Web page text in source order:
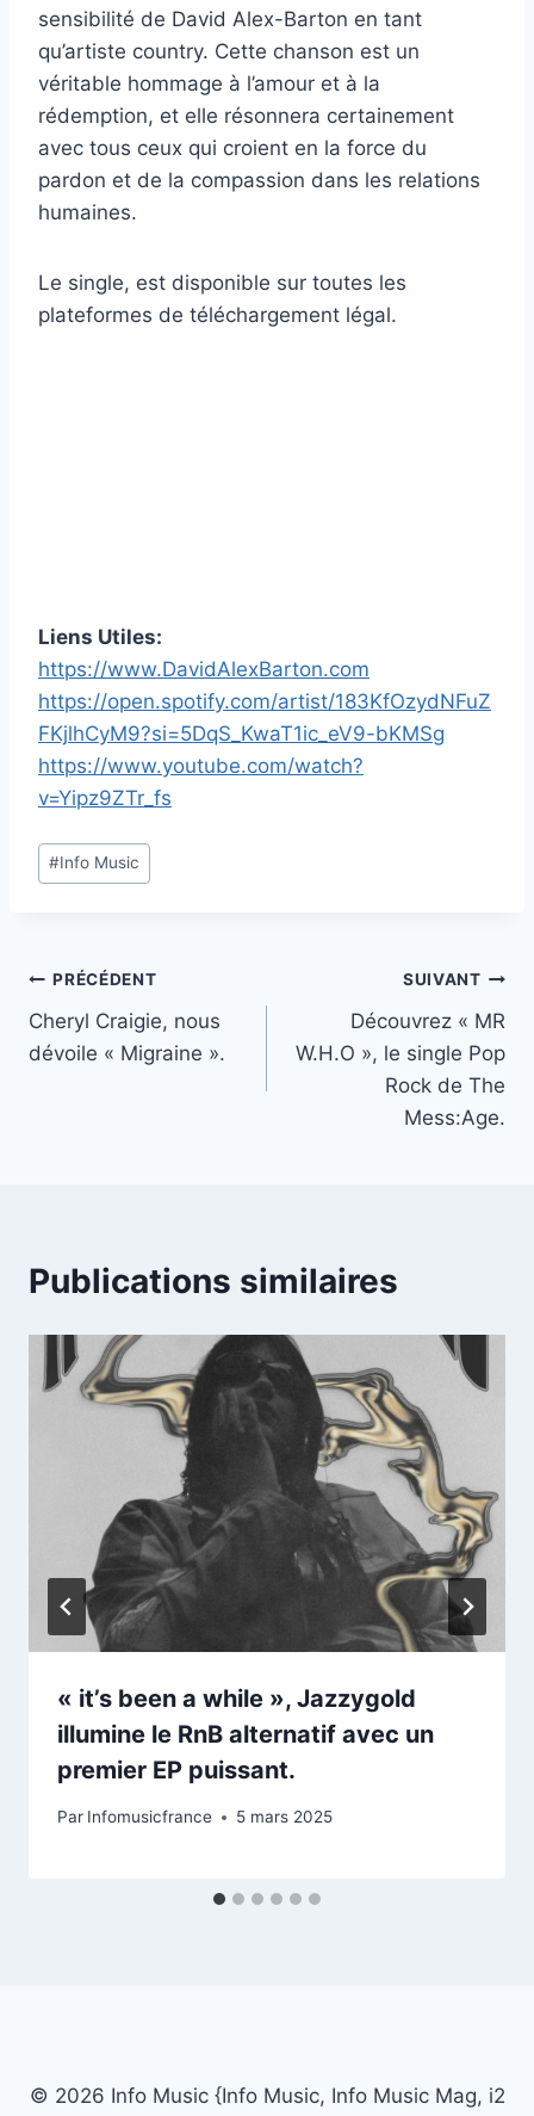
sensibilité de David Alex-Barton en tant
qu’artiste country. Cette chanson est un
véritable hommage à l’amour et à la
rédemption, et elle résonnera certainement
avec tous ceux qui croient en la force du
pardon et de la compassion dans les relations
humaines.
Le single, est disponible sur toutes les
plateformes de téléchargement légal.
Liens Utiles:
https://www.DavidAlexBarton.com
https://open.spotify.com/artist/183KfOzydNFuZ
FKjlhCyM9?si=5DqS_KwaT1ic_eV9-bKMSg
https://www.youtube.com/watch?
v=Yipz9ZTr_fs
Étiquettes
de
#Info Music
Navigation
de
PRÉCÉDENT
Cheryl Craigie, nous
dévoile « Migraine ».
SUIVANT
Découvrez « MR
W.H.O », le single Pop
Rock de The
Mess:Age.
Publications similaires
« it’s been a while », Jazzygold
illumine le RnB alternatif avec un
premier EP puissant.
Par Infomusicfrance 5 mars 2025
© 2026 Info Music {Info Music, Info Music Mag, i2